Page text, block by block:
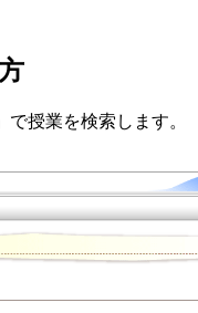
で授業を検索します。